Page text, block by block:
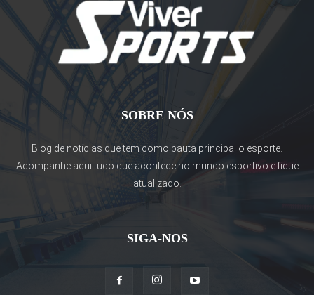
SOBRE NÓS
Blog de notícias que tem como pauta principal o esporte.
Acompanhe aqui tudo que acontece no mundo esportivo e fique
atualizado.
SIGA-NOS